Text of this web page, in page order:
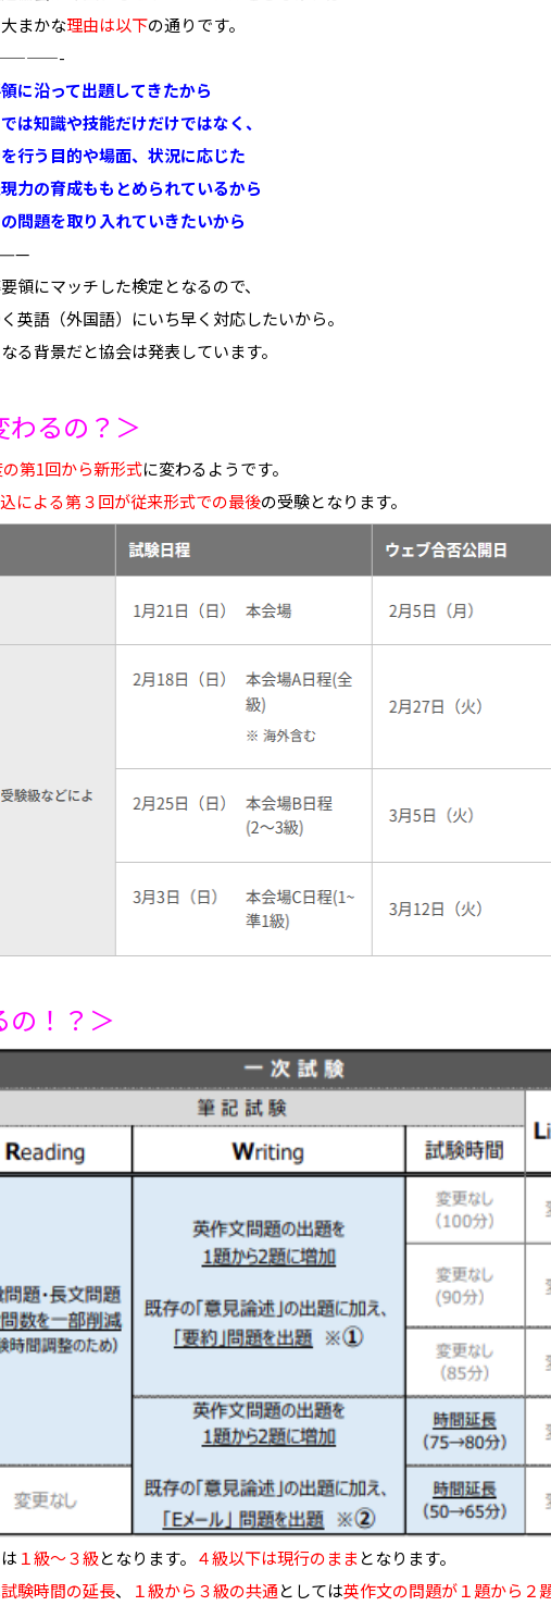
まかな理由は以下の通りです。
に沿って出題してきたから
は知識や技能だけだけではなく、
行う目的や場面、状況に応じた
力の育成ももとめられているから
問題を取り入れていきたいから
領にマッチした検定となるので、
英語（外国語）にいち早く対応したいから。
る背景だと協会は発表しています。
わるの？＞
第1回から新形式に変わるようです。
による第３回が従来形式での最後の受験となります。
の！？＞
１級～３級となります。 ４級以下は現行のまま となります。
験時間の延長、 １級から３級の共通としては英作文の問題が１題から２